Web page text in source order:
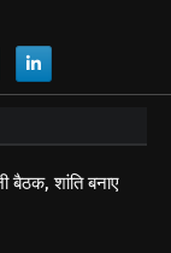
बैठक, शांति बनाए